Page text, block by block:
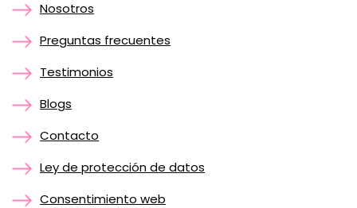
Nosotros
Preguntas frecuentes
Testimonios
Blogs
Contacto
Ley de protección de datos
Consentimiento web